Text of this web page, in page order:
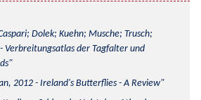
Dolek; Kuehn; Musche; Trusch;
Verbreitungsatlas der Tagfalter und
2012 - Ireland's Butterflies - A Review